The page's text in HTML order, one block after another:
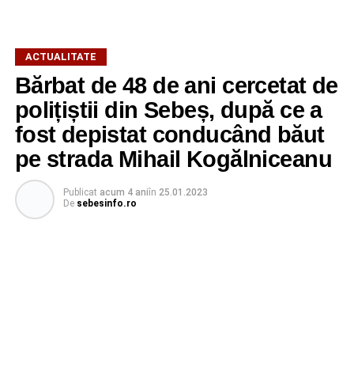
ACTUALITATE
Bărbat de 48 de ani cercetat de
polițiștii din Sebeș, după ce a
fost depistat conducând băut
pe strada Mihail Kogălniceanu
Publicat acum 4 aniîn 25.01.2023
De sebesinfo.ro